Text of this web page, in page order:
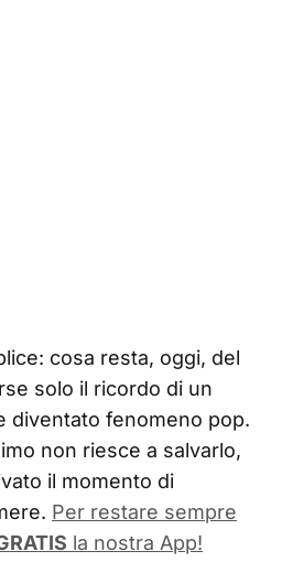
cosa resta, oggi, del
solo il ricordo di un
diventato fenomeno pop.
non riesce a salvarlo,
il momento di
Per restare sempre
la nostra App!